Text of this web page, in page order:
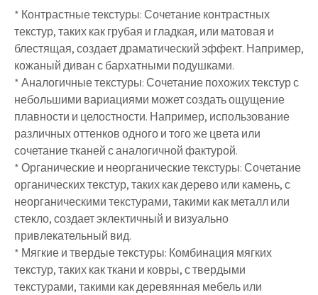
* Контрастные текстуры: Сочетание контрастных
текстур, таких как грубая и гладкая, или матовая и
блестящая, создает драматический эффект. Например,
кожаный диван с бархатными подушками.
* Аналогичные текстуры: Сочетание похожих текстур с
небольшими вариациями может создать ощущение
плавности и целостности. Например, использование
различных оттенков одного и того же цвета или
сочетание тканей с аналогичной фактурой.
* Органические и неорганические текстуры: Сочетание
органических текстур, таких как дерево или камень, с
неорганическими текстурами, такими как металл или
стекло, создает эклектичный и визуально
привлекательный вид.
* Мягкие и твердые текстуры: Комбинация мягких
текстур, таких как ткани и ковры, с твердыми
текстурами, такими как деревянная мебель или